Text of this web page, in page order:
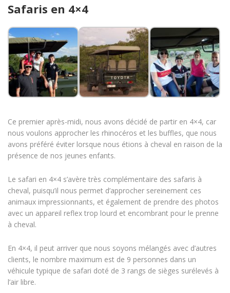
Safaris en 4×4
Ce premier après-midi, nous avons décidé de partir en 4×4, car
nous voulons approcher les rhinocéros et les buffles, que nous
avons préféré éviter lorsque nous étions à cheval en raison de la
présence de nos jeunes enfants.
Le safari en 4×4 s’avère très complémentaire des safaris à
cheval, puisqu’il nous permet d’approcher sereinement ces
animaux impressionnants, et également de prendre des photos
avec un appareil reflex trop lourd et encombrant pour le prenne
à cheval.
En 4×4, il peut arriver que nous soyons mélangés avec d’autres
clients, le nombre maximum est de 9 personnes dans un
véhicule typique de safari doté de 3 rangs de sièges surélevés à
l’air libre.